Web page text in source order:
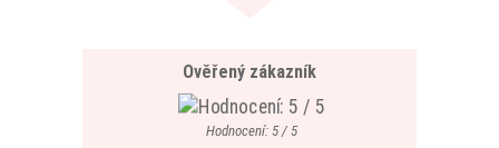
Ověřený zákazník
Hodnocení: 5 / 5